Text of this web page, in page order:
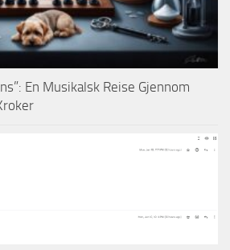
En Musikalsk Reise Gjennom